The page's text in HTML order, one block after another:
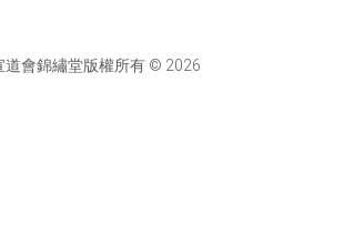
道會錦繡堂版權所有 © 2026